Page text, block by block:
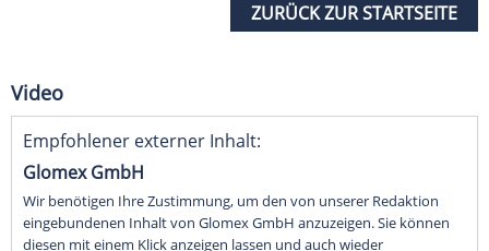
ZURÜCK ZUR STARTSEITE
Video
Empfohlener externer Inhalt:
Glomex GmbH
Wir benötigen Ihre Zustimmung, um den von unserer Redaktion
eingebundenen Inhalt von Glomex GmbH anzuzeigen. Sie können
diesen mit einem Klick anzeigen lassen und auch wieder